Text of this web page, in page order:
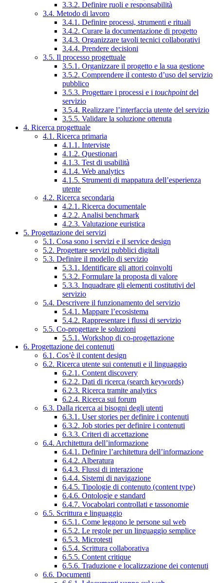
3.3.2. Definire ruoli e responsabilità
3.4. Metodo di lavoro
3.4.1. Definire processi, strumenti e rituali
3.4.2. Curare la documentazione di progetto
3.4.3. Organizzare tavoli tecnici collaborativi
3.4.4. Prendere decisioni
3.5. Il processo progettuale
3.5.1. Organizzare il progetto e la sua gestione
3.5.2. Comprendere il contesto d’uso del servizio
pubblico
3.5.3. Progettare i processi e i touchpointdel
servizio
3.5.4. Realizzare l’interfaccia utente del servizio
3.5.5. Validare la soluzione ottenuta
4. Ricerca progettuale
4.1. Ricerca primaria
4.1.1. Interviste
4.1.2. Questionari
4.1.3. Test di usabilità
4.1.4. Web analytics
4.1.5. Strumenti di mappatura dell’esperienza
utente
4.2. Ricerca secondaria
4.2.1. Ricerca documentale
4.2.2. Analisi benchmark
4.2.3. Valutazione euristica
5. Progettazione dei servizi
5.1. Cosa sono i servizi e il service design
5.2. Progettare servizi pubblici digitali
5.3. Definire il modello di servizio
5.3.1. Identificare gli attori coinvolti
5.3.2. Formulare la proposta di valore
5.3.3. Inquadrare gli elementi costitutivi del
servizio
5.4. Descrivere il funzionamento del servizio
5.4.1. Mappare l’ecosistema
5.4.2. Rappresentare i flussi di servizio
5.5. Co-progettare le soluzioni
5.5.1. Workshop di co-progettazione
6. Progettazione dei contenuti
6.1. Cos’è il content design
6.2. Ricerca utente sui contenuti e il linguaggio
6.2.1. Content discovery
6.2.2. Dati di ricerca (search keywords)
6.2.3. Ricerca tramite analytics
6.2.4. Ricerca sui forum
6.3. Dalla ricerca ai bisogni degli utenti
6.3.1. User stories per definire i contenuti
6.3.2. Job stories per definire i contenuti
6.3.3. Criteri di accettazione
6.4. Architettura dell’informazione
6.4.1. Definire l’architettura dell’informazione
6.4.2. Alberatura
6.4.3. Flussi di interazione
6.4.4. Sistemi di navigazione
6.4.5. Tipologie di contenuto (content type)
6.4.6. Ontologie e standard
6.4.7. Vocabolari controllati e tassonomie
6.5. Scrittura e linguaggio
6.5.1. Come leggono le persone sul web
6.5.2. Le regole per un linguaggio semplice
6.5.3. Microtesti
6.5.4. Scrittura collaborativa
6.5.5. Content critique
6.5.6. Traduzione e localizzazione dei contenuti
6.6. Documenti